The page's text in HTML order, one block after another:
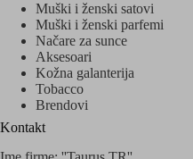
Muški i ženski satovi
Muški i ženski parfemi
Načare za sunce
Aksesoari
Kožna galanterija
Tobacco
Brendovi
Kontakt